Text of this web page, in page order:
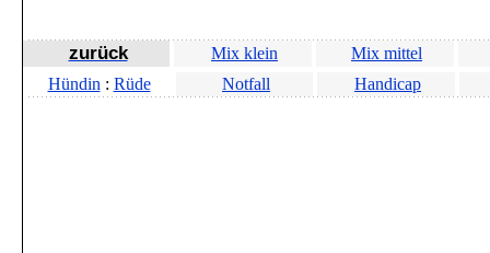
zurück Mix klein
Mix mittel
Hündin : Rüde Notfall Handicap